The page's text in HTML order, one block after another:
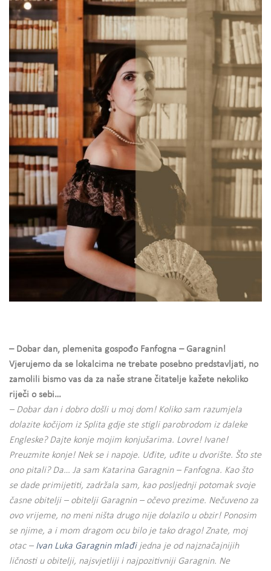
– Dobar dan, plemenita gospođo Fanfogna – Garagnin!
Vjerujemo da se lokalcima ne trebate posebno predstavljati, no
zamolili bismo vas da za naše strane čitatelje kažete nekoliko
riječi o sebi…
– Dobar dan i dobro došli u moj dom! Koliko sam razumjela
dolazite kočijom iz Splita gdje ste stigli parobrodom iz daleke
Engleske? Dajte konje mojim konjušarima. Lovre! Ivane!
Preuzmite konje! Nek se i napoje. Uđite, uđite u dvorište. Što ste
ono pitali? Da… Ja sam Katarina Garagnin – Fanfogna. Kao što
se dade primijetiti, zadržala sam, kao posljednji potomak svoje
časne obitelji – obitelji Garagnin – očevo prezime. Nečuveno za
ovo vrijeme, no meni ništa drugo nije dolazilo u obzir! Ponosim
se njime, a i mom dragom ocu bilo je tako drago! Znate, moj
otac –Ivan Luka Garagnin mlađijedna je od najznačajnijih
ličnosti u obitelji, najsvjetliji i najpozitivniji Garagnin. Ne